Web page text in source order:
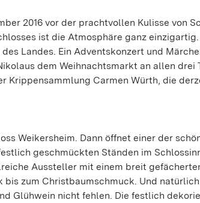
2016 vor der prachtvollen Kulisse von
ist die Atmosphäre ganz
Landes. Ein Adventskonzert und
dem Weihnachtsmarkt an allen drei
Krippensammlung Carmen Würth, die
Weikersheim. Dann öffnet einer der
geschmückten Ständen im
Aussteller mit einem breit
zum Christbaumschmuck. Und
Glühwein nicht fehlen. Die festlich